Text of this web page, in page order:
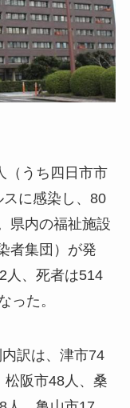
（うち四日市市
に感染し、80
県内の福祉施設
者集団）が発
人、死者は514
った。
訳は、津市74
松阪市48人、桑